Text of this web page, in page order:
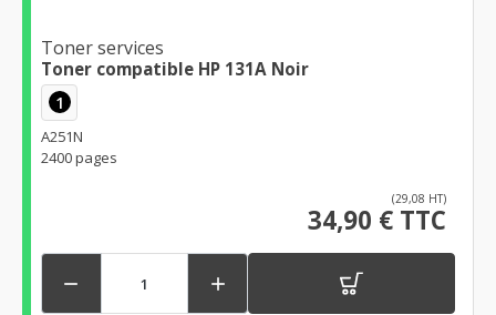
Toner services
Toner compatible HP 131A Noir
1
A251N
2400 pages
(29,08 HT)
34,90 € TTC
 